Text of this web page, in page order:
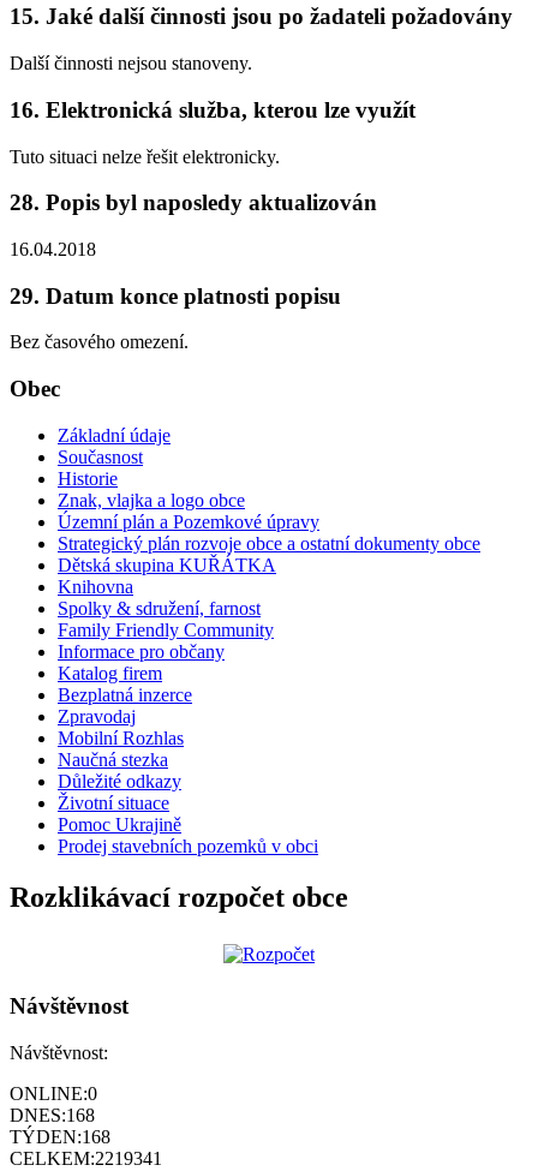
15. Jaké další činnosti jsou po žadateli požadovány
Další činnosti nejsou stanoveny.
16. Elektronická služba, kterou lze využít
Tuto situaci nelze řešit elektronicky.
28. Popis byl naposledy aktualizován
16.04.2018
29. Datum konce platnosti popisu
Bez časového omezení.
Obec
Základní údaje
Současnost
Historie
Znak, vlajka a logo obce
Územní plán a Pozemkové úpravy
Strategický plán rozvoje obce a ostatní dokumenty obce
Dětská skupina KUŘÁTKA
Knihovna
Spolky & sdružení, farnost
Family Friendly Community
Informace pro občany
Katalog firem
Bezplatná inzerce
Zpravodaj
Mobilní Rozhlas
Naučná stezka
Důležité odkazy
Životní situace
Pomoc Ukrajině
Prodej stavebních pozemků v obci
Rozklikávací rozpočet obce
Návštěvnost
Návštěvnost:
ONLINE:0
DNES:168
TÝDEN:168
CELKEM:2219341